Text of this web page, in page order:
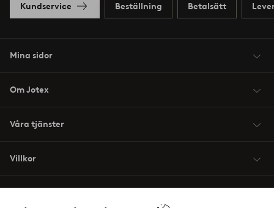
Kundservice Beställning Betalsätt
Mina sidor
Om Jotex
Våra tjänster
Villkor